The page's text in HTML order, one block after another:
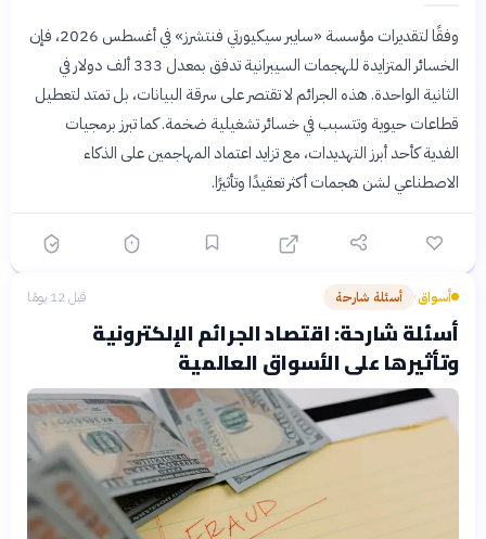
وفقًا لتقديرات مؤسسة «سايبر سيكيورتي فنتشرز» في أغسطس 2026، فإن
الخسائر المتزايدة للهجمات السيبرانية تدفق بمعدل 333 ألف دولار في
الثانية الواحدة. هذه الجرائم لا تقتصر على سرقة البيانات، بل تمتد لتعطيل
قطاعات حيوية وتتسبب في خسائر تشغيلية ضخمة. كما تبرز برمجيات
الفدية كأحد أبرز التهديدات، مع تزايد اعتماد المهاجمين على الذكاء
الاصطناعي لشن هجمات أكثر تعقيدًا وتأثيرًا.
أسواق› أسئلة شارحة قبل 12 يومًا
أسئلة شارحة: اقتصاد الجرائم الإلكترونية
وتأثيرها على الأسواق العالمية